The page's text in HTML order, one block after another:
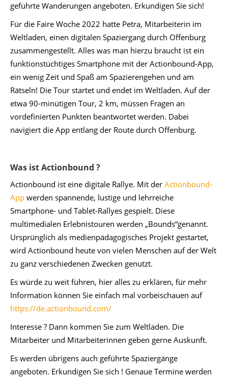
geführte Wanderungen angeboten. Erkundigen Sie sich!
Für die Faire Woche 2022 hatte Petra, Mitarbeiterin im
Weltladen, einen digitalen Spaziergang durch Offenburg
zusammengestellt. Alles was man hierzu braucht ist ein
funktionstüchtiges Smartphone mit der Actionbound-App,
ein wenig Zeit und Spaß am Spazierengehen und am
Rätseln! Die Tour startet und endet im Weltladen. Auf der
etwa 90-minütigen Tour, 2 km, müssen Fragen an
vordefinierten Punkten beantwortet werden. Dabei
navigiert die App entlang der Route durch Offenburg.
Was ist Actionbound ?
Actionbound ist eine digitale Rallye. Mit der Actionbound-
App werden spannende, lustige und lehrreiche
Smartphone- und Tablet-Rallyes gespielt. Diese
multimedialen Erlebnistouren werden „Bounds“genannt.
Ursprünglich als medienpädagogisches Projekt gestartet,
wird Actionbound heute von vielen Menschen auf der Welt
zu ganz verschiedenen Zwecken genutzt.
Es würde zu weit führen, hier alles zu erklären, für mehr
Information können Sie einfach mal vorbeischauen auf
https://de.actionbound.com/
Interesse ? Dann kommen Sie zum Weltladen. Die
Mitarbeiter und Mitarbeiterinnen geben gerne Auskunft.
Es werden übrigens auch geführte Spaziergänge
angeboten. Erkundigen Sie sich ! Genaue Termine werden